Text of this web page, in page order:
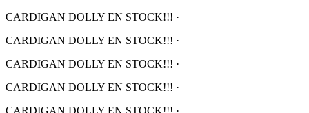
CARDIGAN DOLLY EN STOCK!!! ·
CARDIGAN DOLLY EN STOCK!!! ·
CARDIGAN DOLLY EN STOCK!!! ·
CARDIGAN DOLLY EN STOCK!!! ·
CARDIGAN DOLLY EN STOCK!!! ·